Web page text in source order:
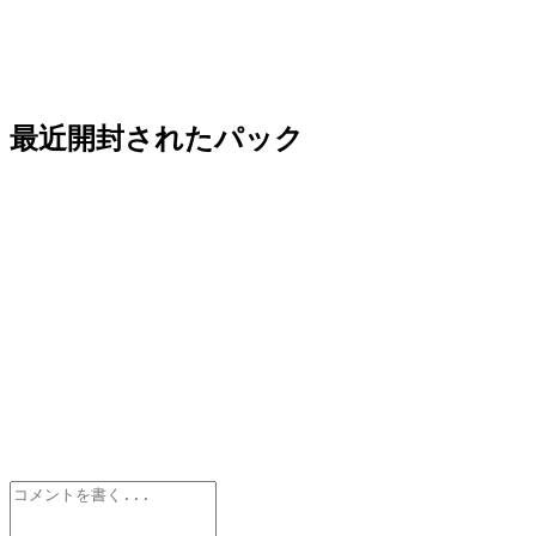
最近開封されたパック